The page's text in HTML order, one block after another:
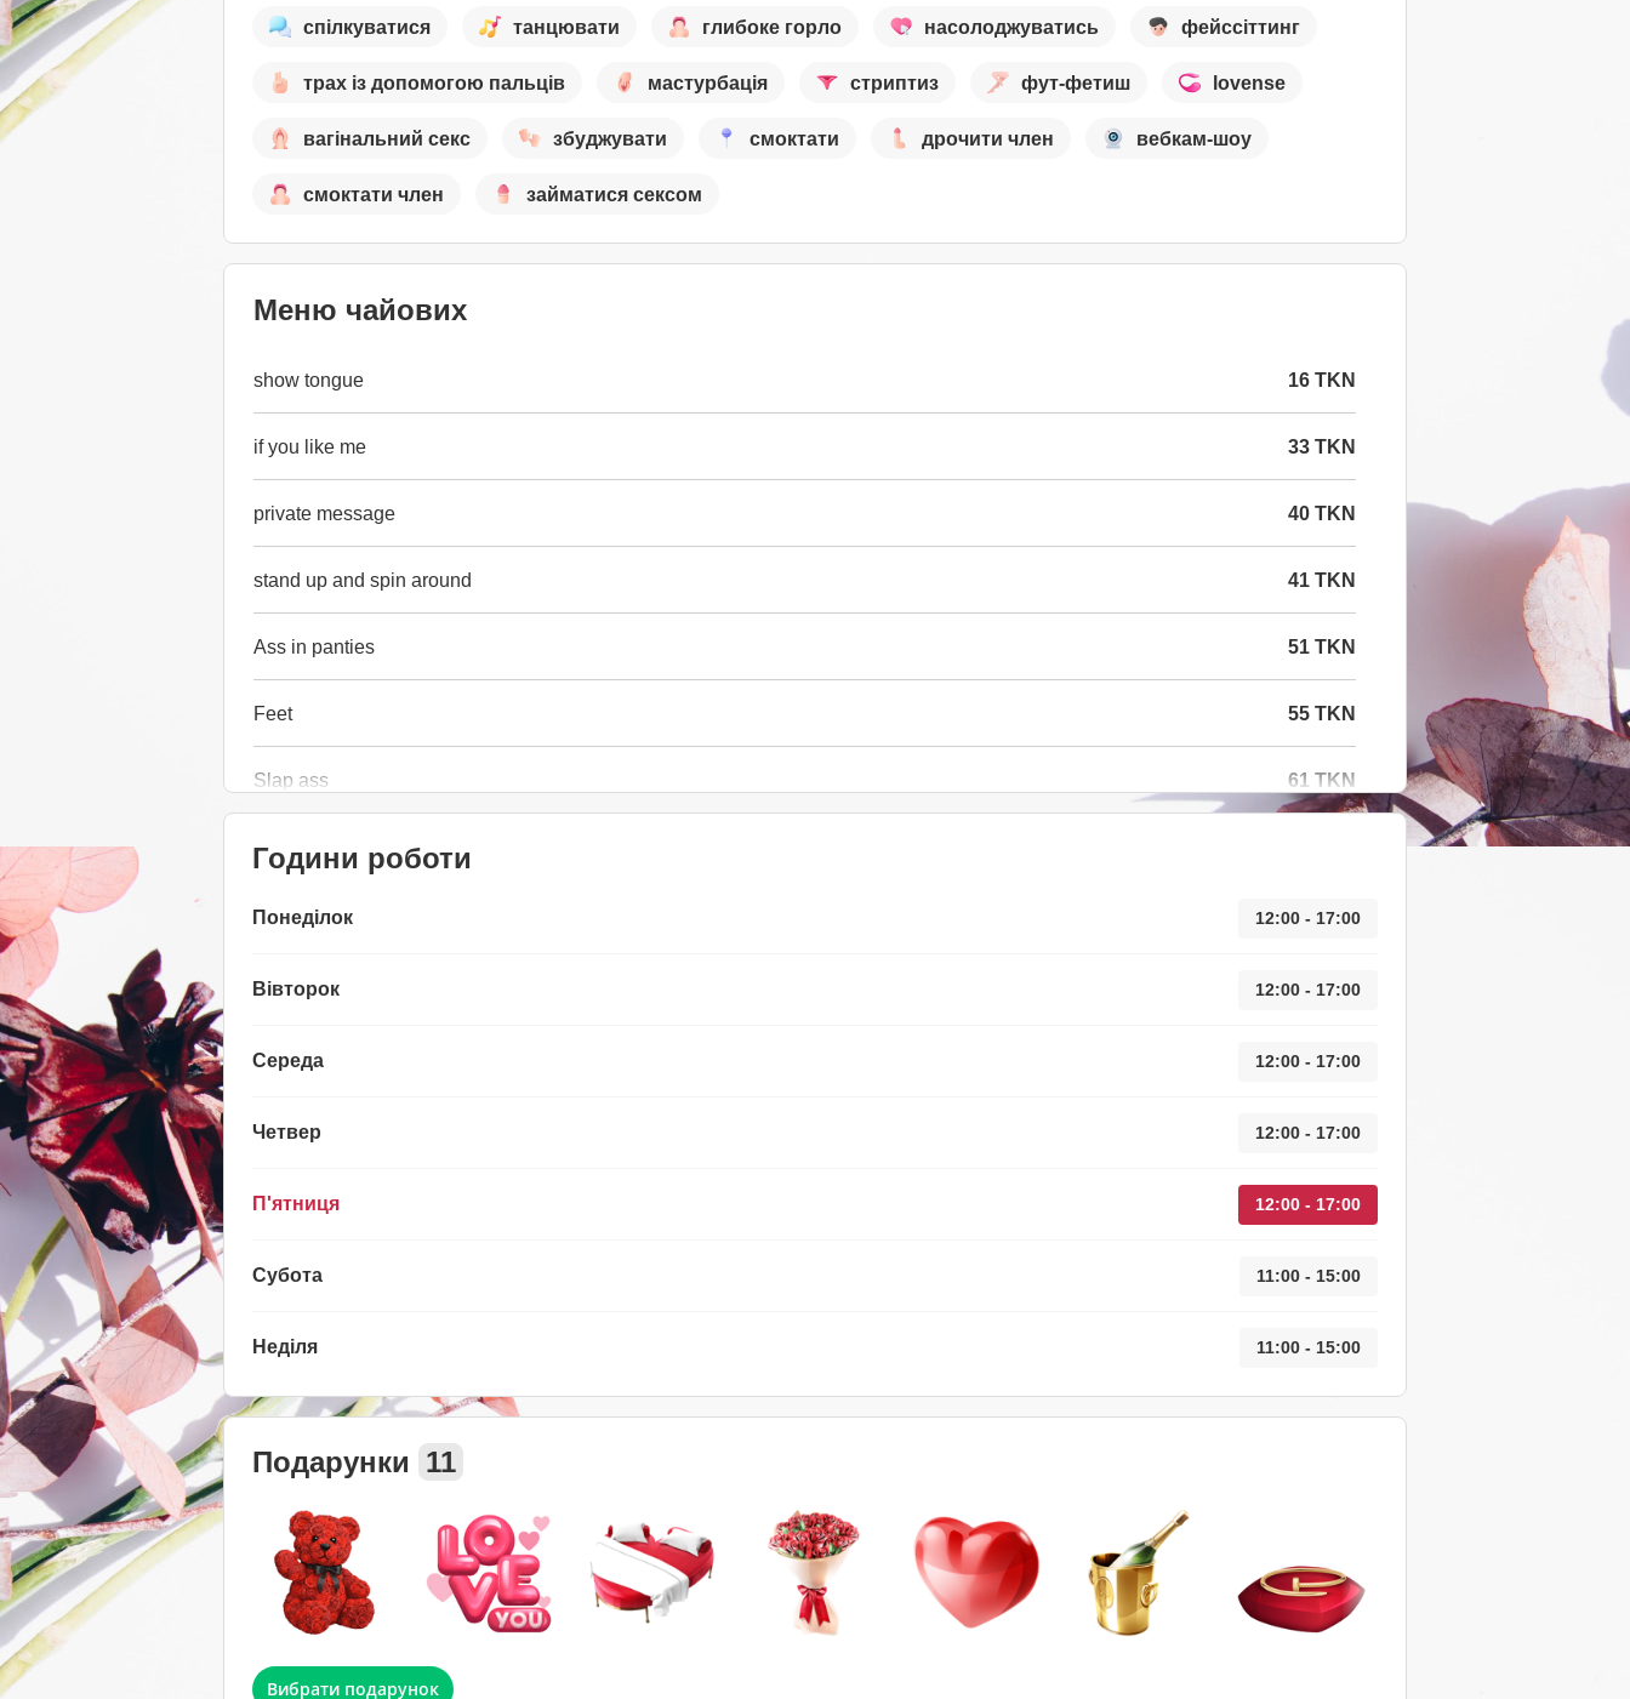
спілкуватися танцювати глибоке горло насолоджуватись фейссіттинг
трах із допомогою пальців мастурбація стриптиз фут-фетиш lovense
вагінальний секс збуджувати смоктати дрочити член вебкам-шоу
смоктати член займатися сексом
Меню чайових
show tongue 16 TKN
if you like me 33 TKN
private message 40 TKN
stand up and spin around 41 TKN
Ass in panties 51 TKN
Feet 55 TKN
Slap ass 61 TKN
Години роботи
Понеділок 12:00 - 17:00
Вівторок 12:00 - 17:00
Середа 12:00 - 17:00
Четвер 12:00 - 17:00
П'ятниця 12:00 - 17:00
Субота 11:00 - 15:00
Неділя 11:00 - 15:00
Подарунки 11
Вибрати подарунок